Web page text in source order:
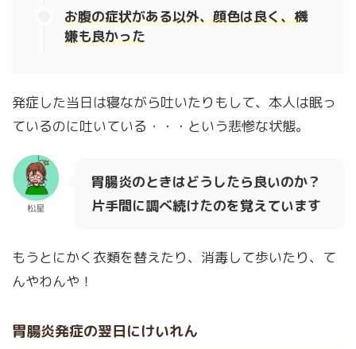
お腹の症状がある以外、顔色は良く、機
嫌も良かった
発症した当日は寝ながら吐いたりもして、本人は眠っ
ているのに吐いている・・・という悲惨な状態。
松星
胃腸炎のときはどうしたら良いのか？
片手間に調べ続けたのを覚えています
もうとにかく衣類を替えたり、消毒して歩いたり、て
んやわんや！
胃腸炎発症の翌日にけいれん